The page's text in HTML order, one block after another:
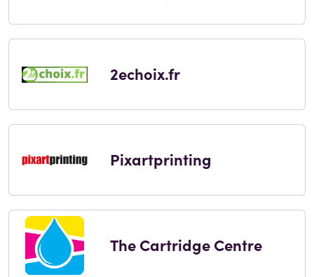
2echoix.fr
Pixartprinting
The Cartridge Centre